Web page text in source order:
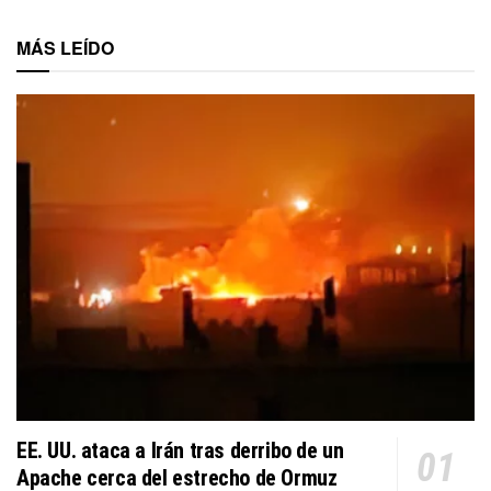
MÁS LEÍDO
EE. UU. ataca a Irán tras derribo de un
Apache cerca del estrecho de Ormuz